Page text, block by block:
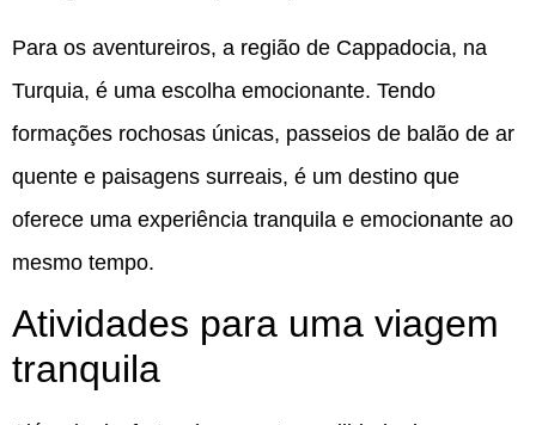
Para os aventureiros, a região de Cappadocia, na
Turquia, é uma escolha emocionante. Tendo
formações rochosas únicas, passeios de balão de ar
quente e paisagens surreais, é um destino que
oferece uma experiência tranquila e emocionante ao
mesmo tempo.
Atividades para uma viagem
tranquila